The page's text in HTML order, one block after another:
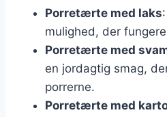
Porretærte med laks
mulighed, der
Porretærte med
en jordagtig smag,
porrerne.
Porretærte med